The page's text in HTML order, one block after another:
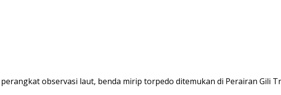
observasi laut, benda mirip torpedo ditemukan di Perairan Gili